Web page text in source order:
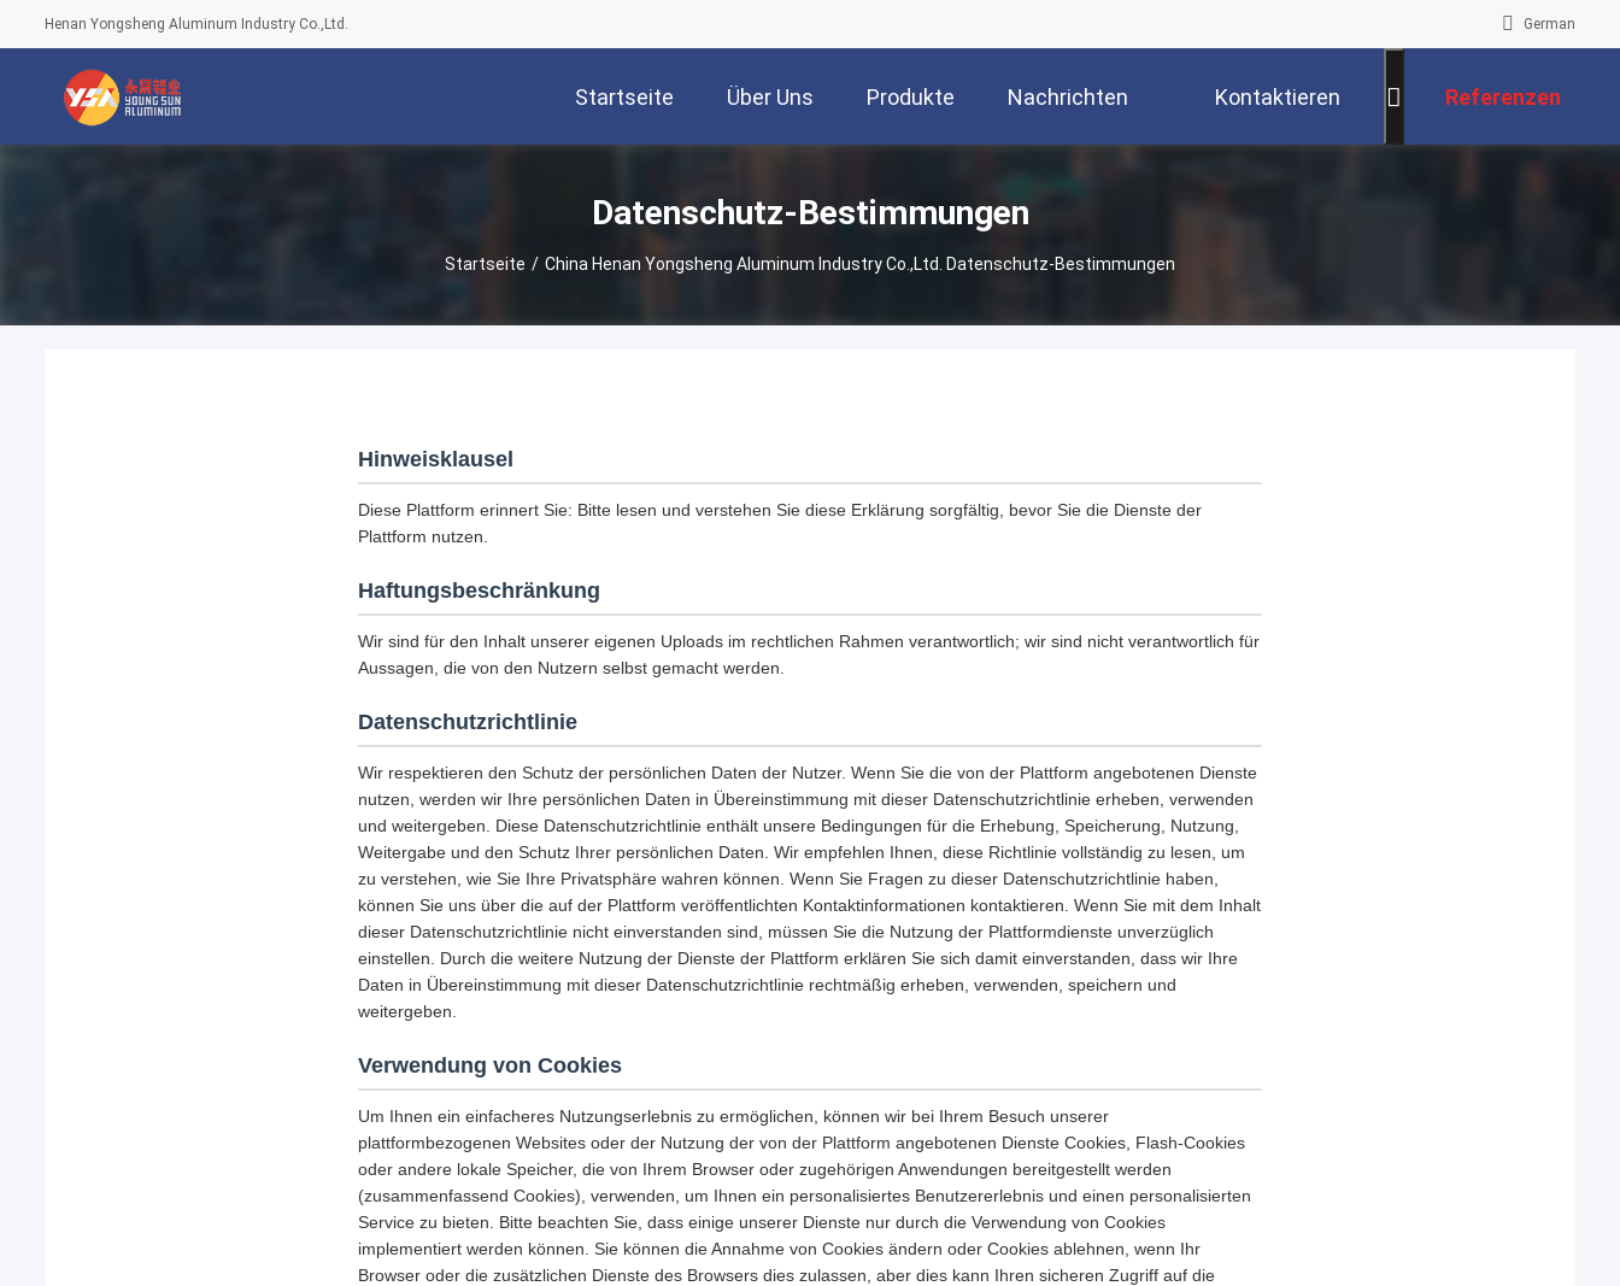
Henan Yongsheng Aluminum Industry Co.,Ltd. German
Startseite Über Uns Produkte Nachrichten Kontaktieren Referenzen
Datenschutz-Bestimmungen
Startseite / China Henan Yongsheng Aluminum Industry Co.,Ltd. Datenschutz-Bestimmungen
Hinweisklausel
Diese Plattform erinnert Sie: Bitte lesen und verstehen Sie diese Erklärung sorgfältig, bevor Sie die Dienste der
Plattform nutzen.
Haftungsbeschränkung
Wir sind für den Inhalt unserer eigenen Uploads im rechtlichen Rahmen verantwortlich; wir sind nicht verantwortlich für
Aussagen, die von den Nutzern selbst gemacht werden.
Datenschutzrichtlinie
Wir respektieren den Schutz der persönlichen Daten der Nutzer. Wenn Sie die von der Plattform angebotenen Dienste
nutzen, werden wir Ihre persönlichen Daten in Übereinstimmung mit dieser Datenschutzrichtlinie erheben, verwenden
und weitergeben. Diese Datenschutzrichtlinie enthält unsere Bedingungen für die Erhebung, Speicherung, Nutzung,
Weitergabe und den Schutz Ihrer persönlichen Daten. Wir empfehlen Ihnen, diese Richtlinie vollständig zu lesen, um
zu verstehen, wie Sie Ihre Privatsphäre wahren können. Wenn Sie Fragen zu dieser Datenschutzrichtlinie haben,
können Sie uns über die auf der Plattform veröffentlichten Kontaktinformationen kontaktieren. Wenn Sie mit dem Inhalt
dieser Datenschutzrichtlinie nicht einverstanden sind, müssen Sie die Nutzung der Plattformdienste unverzüglich
einstellen. Durch die weitere Nutzung der Dienste der Plattform erklären Sie sich damit einverstanden, dass wir Ihre
Daten in Übereinstimmung mit dieser Datenschutzrichtlinie rechtmäßig erheben, verwenden, speichern und
weitergeben.
Verwendung von Cookies
Um Ihnen ein einfacheres Nutzungserlebnis zu ermöglichen, können wir bei Ihrem Besuch unserer
plattformbezogenen Websites oder der Nutzung der von der Plattform angebotenen Dienste Cookies, Flash-Cookies
oder andere lokale Speicher, die von Ihrem Browser oder zugehörigen Anwendungen bereitgestellt werden
(zusammenfassend Cookies), verwenden, um Ihnen ein personalisiertes Benutzererlebnis und einen personalisierten
Service zu bieten. Bitte beachten Sie, dass einige unserer Dienste nur durch die Verwendung von Cookies
implementiert werden können. Sie können die Annahme von Cookies ändern oder Cookies ablehnen, wenn Ihr
Browser oder die zusätzlichen Dienste des Browsers dies zulassen, aber dies kann Ihren sicheren Zugriff auf die